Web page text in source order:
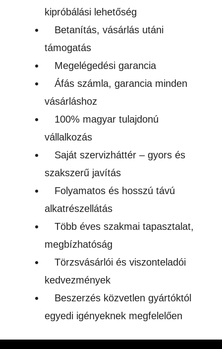
kipróbálási lehetőség
Betanítás, vásárlás utáni
támogatás
Megelégedési garancia
Áfás számla, garancia minden
vásárláshoz
100% magyar tulajdonú
vállalkozás
Saját szervizháttér – gyors és
szakszerű javítás
Folyamatos és hosszú távú
alkatrészellátás
Több éves szakmai tapasztalat,
megbízhatóság
Törzsvásárlói és viszonteladói
kedvezmények
Beszerzés közvetlen gyártóktól
egyedi igényeknek megfelelően